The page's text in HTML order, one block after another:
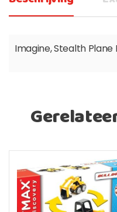
Imagine, Stealth Plane